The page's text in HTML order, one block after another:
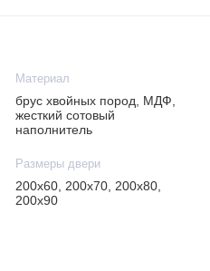
Материал
брус хвойных пород, МДФ,
жесткий сотовый
наполнитель
Размеры двери
200х60, 200х70, 200х80,
200х90